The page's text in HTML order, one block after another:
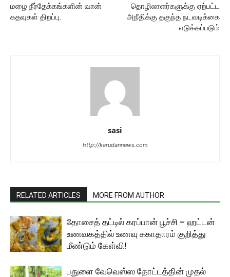
மழை நீர்தேக்கங்களின் வான்
கதவுகள் திறப்பு.
தொழிலாளர்களுக்கு ஏற்பட்ட
அநீதிக்கு தகுந்த நடவடிக்கை
எடுக்கப்படும்
sasi
http://karudannews.com
RELATED ARTICLES MORE FROM AUTHOR
தோசைத் தட்டில் கரப்பான் பூச்சி – ஹட்டன்
உணவகத்தில் உணவு சுகாதாரம் குறித்து
மீண்டும் கேள்வி!
பதுளை வேவெஸ்ஸ தோட்டத்தின் முதல்